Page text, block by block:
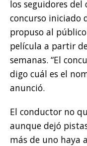
los seguidores
concurso iniciado
propuso al
película a partir
semanas. “El
digo cuál es el
anunció.
El conductor no
aunque dejó
más de uno haya